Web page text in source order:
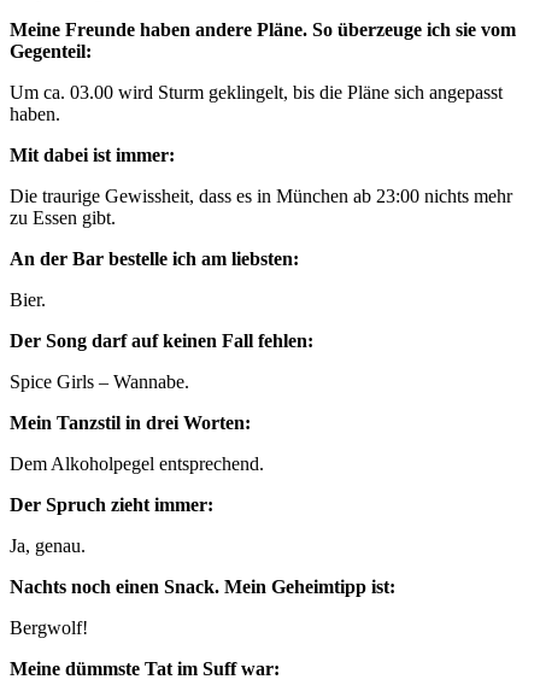
Meine Freunde haben andere Pläne. So überzeuge ich sie vom
Gegenteil:
Um ca. 03.00 wird Sturm geklingelt, bis die Pläne sich angepasst
haben.
Mit dabei ist immer:
Die traurige Gewissheit, dass es in München ab 23:00 nichts mehr
zu Essen gibt.
An der Bar bestelle ich am liebsten:
Bier.
Der Song darf auf keinen Fall fehlen:
Spice Girls – Wannabe.
Mein Tanzstil in drei Worten:
Dem Alkoholpegel entsprechend.
Der Spruch zieht immer:
Ja, genau.
Nachts noch einen Snack. Mein Geheimtipp ist:
Bergwolf!
Meine dümmste Tat im Suff war: